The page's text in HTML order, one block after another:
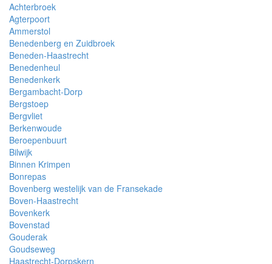
Achterbroek
Agterpoort
Ammerstol
Benedenberg en Zuidbroek
Beneden-Haastrecht
Benedenheul
Benedenkerk
Bergambacht-Dorp
Bergstoep
Bergvliet
Berkenwoude
Beroepenbuurt
Bilwijk
Binnen Krimpen
Bonrepas
Bovenberg westelijk van de Fransekade
Boven-Haastrecht
Bovenkerk
Bovenstad
Gouderak
Goudseweg
Haastrecht-Dorpskern